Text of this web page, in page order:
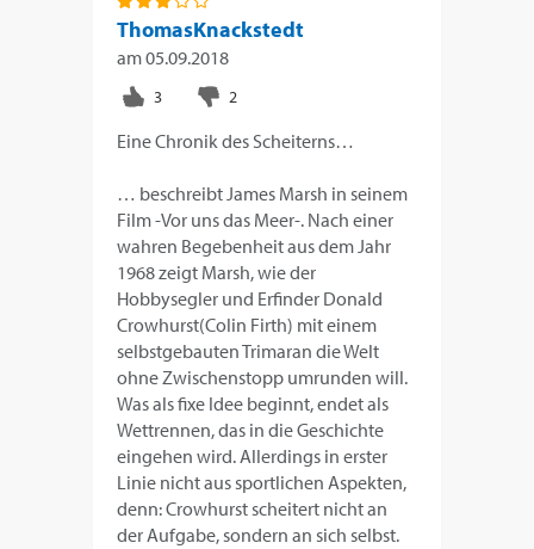
ThomasKnackstedt
am05.09.2018
Eine Chronik des Scheiterns…
… beschreibt James Marsh in seinem
Film -Vor uns das Meer-. Nach einer
wahren Begebenheit aus dem Jahr
1968 zeigt Marsh, wie der
Hobbysegler und Erfinder Donald
Crowhurst(Colin Firth) mit einem
selbstgebauten Trimaran die Welt
ohne Zwischenstopp umrunden will.
Was als fixe Idee beginnt, endet als
Wettrennen, das in die Geschichte
eingehen wird. Allerdings in erster
Linie nicht aus sportlichen Aspekten,
denn: Crowhurst scheitert nicht an
der Aufgabe, sondern an sich selbst.